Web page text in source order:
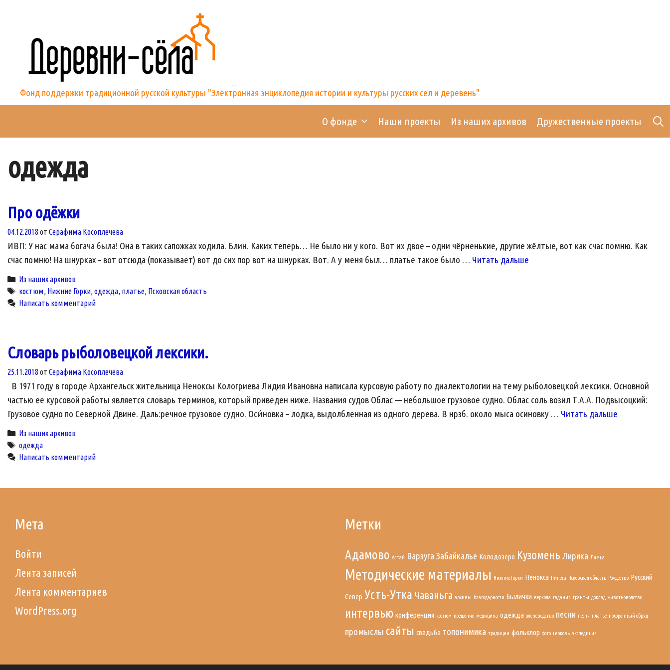
Фонд поддержки традиционной русской культуры "Электронная энциклопедия истории и культуры русских сел и деревень"
О фонде Наши проекты Из наших архивов Дружественные проекты
одежда
Про одёжки
04.12.2018 от Серафима Косоплечева
ИВП: У нас мама богача была! Она в таких сапожках ходила. Блин. Каких теперь… Не было ни у кого. Вот их двое – одни чёрненькие, другие жёлтые, вот как счас помню. Как
счас помню! На шнурках – вот отсюда (показывает) вот до сих пор вот на шнурках. Вот. А у меня был… платье такое было … Читать дальше
Categories
Из наших архивов
Tags
костюм, Нижние Горки,одежда, платье, Псковская область
Написать комментарий
Словарь рыболовецкой лексики.
25.11.2018 от Серафима Косоплечева
В 1971 году в городе Архангельск жительница Неноксы Кологриева Лидия Ивановна написала курсовую работу по диалектологии на тему рыболовецкой лексики. Основной
частью ее курсовой работы является словарь терминов, который приведен ниже. Названия судов Облас — небольшое грузовое судно. Облас соль возил Т.А.А. Подвысоцкий:
Грузовое судно по Северной Двине. Даль:речное грузовое судно. Оси́новка – лодка, выдолбленная из одного дерева. В нрзб. около мыса осиновку … Читать дальше
Categories
Из наших архивов
Tags
одежда
Написать комментарий
Мета
Войти
Лента записей
Лента комментариев
WordPress.org
Метки
Адамово Алтай Варзуга Забайкалье Колодозеро Кузомень Лирика Лямца
Методические материалы Нижние Горки Нёнокса Пинега Псковская область Рождество Русский
Север Усть-Утка Чаваньга архивы благодарности былички веркола гадания гранты доклад животноводство
интервью конференция костюм крещение медицина одежда оленеводство песни песня платье похоронный обряд
промыслы сайты свадьба топонимика традиции фольклор фото церковь экспедиция